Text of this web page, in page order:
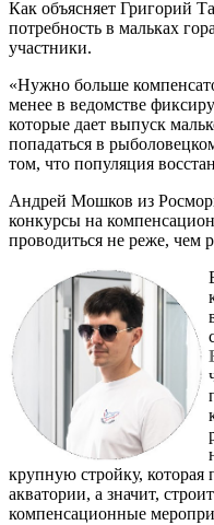
Как объясняет Григорий
потребность в мальках
участники.
«Нужно больше
менее в ведомстве
которые дает выпуск
попадаться в
том, что популяция
Андрей Мошков из
конкурсы на
проводиться не реже, чем
крупную стройку, которая
акватории, а значит,
компенсационные